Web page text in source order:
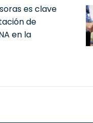
es clave
de
en la